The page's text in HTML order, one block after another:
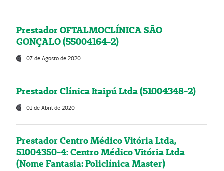
Prestador OFTALMOCLÍNICA SÃO
GONÇALO (55004164-2)
07 de Agosto de 2020
Prestador Clínica Itaipú Ltda (51004348-2)
01 de Abril de 2020
Prestador Centro Médico Vitória Ltda,
51004350-4: Centro Médico Vitória Ltda
(Nome Fantasia: Policlínica Master)